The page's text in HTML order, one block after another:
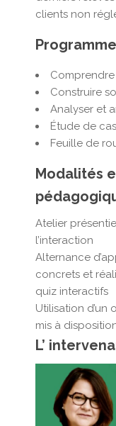
clients non
Programme
Construire
Analyser et
Étude de
Feuille de
Modalités
Atelier
l’interaction
Alternance
concrets et
quiz interactifs
Utilisation d’un
mis à
L’